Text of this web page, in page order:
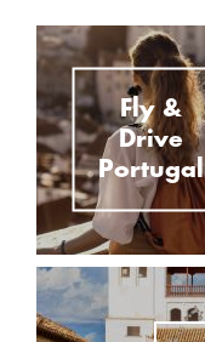
Fly &
Drive
Portugal